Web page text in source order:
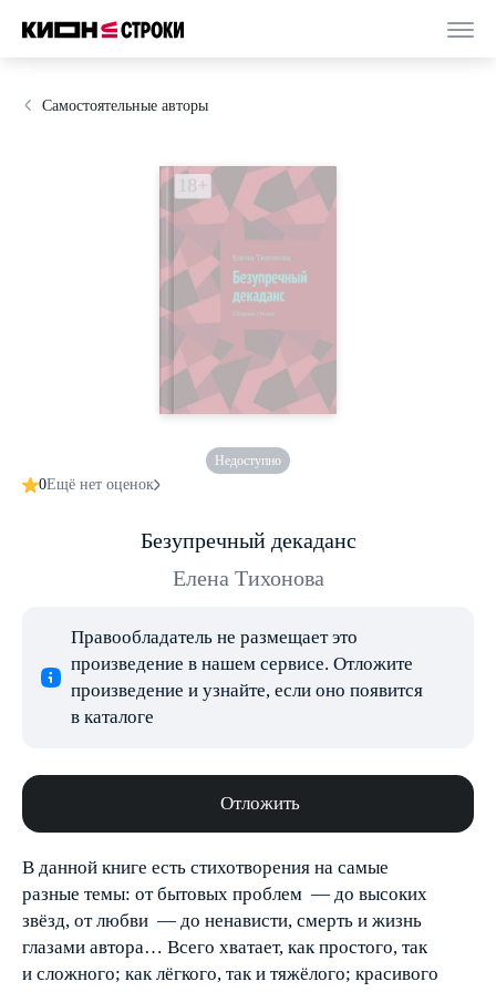
Самостоятельные авторы
Недоступно
0Ещё нет оценок
Безупречный декаданс
Елена Тихонова
Правообладатель не размещает это
произведение в нашем сервисе. Отложите
произведение и узнайте, если оно появится
в каталоге
Отложить
В данной книге есть стихотворения на самые
разные темы: от бытовых проблем — до высоких
звёзд, от любви — до ненависти, смерть и жизнь
глазами автора… Всего хватает, как простого, так
и сложного; как лёгкого, так и тяжёлого; красивого